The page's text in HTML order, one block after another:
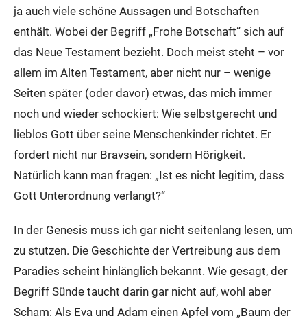
ja auch viele schöne Aussagen und Botschaften
enthält. Wobei der Begriff „Frohe Botschaft“ sich auf
das Neue Testament bezieht. Doch meist steht – vor
allem im Alten Testament, aber nicht nur – wenige
Seiten später (oder davor) etwas, das mich immer
noch und wieder schockiert: Wie selbstgerecht und
lieblos Gott über seine Menschenkinder richtet. Er
fordert nicht nur Bravsein, sondern Hörigkeit.
Natürlich kann man fragen: „Ist es nicht legitim, dass
Gott Unterordnung verlangt?“
In der Genesis muss ich gar nicht seitenlang lesen, um
zu stutzen. Die Geschichte der Vertreibung aus dem
Paradies scheint hinlänglich bekannt. Wie gesagt, der
Begriff Sünde taucht darin gar nicht auf, wohl aber
Scham: Als Eva und Adam einen Apfel vom „Baum der